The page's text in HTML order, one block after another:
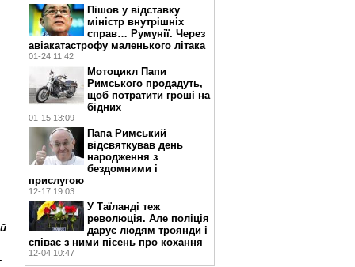
Пішов у відставку
міністр внутрішніх
справ… Румунії. Через
авіакатастрофу маленького літака
01-24 11:42
Мотоцикл Папи
Римського продадуть,
щоб потратити гроші на
бідних
01-15 13:09
Папа Римський
відсвяткував день
народження з
бездомними і
прислугою
12-17 19:03
У Таїланді теж
революція. Але поліція
дарує людям троянди і
співає з ними пісень про кохання
12-04 10:47